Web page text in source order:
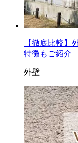
【徹底比較】
特徴もご紹介
外壁